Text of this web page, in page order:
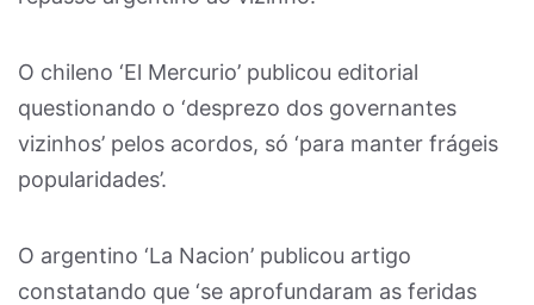
O chileno ‘El Mercurio’ publicou editorial
questionando o ‘desprezo dos governantes
vizinhos’ pelos acordos, só ‘para manter frágeis
popularidades’.
O argentino ‘La Nacion’ publicou artigo
constatando que ‘se aprofundaram as feridas